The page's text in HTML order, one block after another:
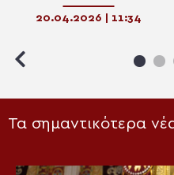
20.04.2026 | 11:34
Τα σημαντικότερα